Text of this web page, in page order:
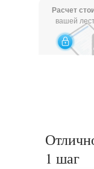
Расчет
вашей
1 шаг